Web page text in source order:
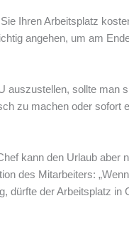
Ihren Arbeitsplatz
angehen, um am
auszustellen, sollte man
zu machen oder sofort
kann den Urlaub aber
des Mitarbeiters:
dürfte der Arbeitsplatz in